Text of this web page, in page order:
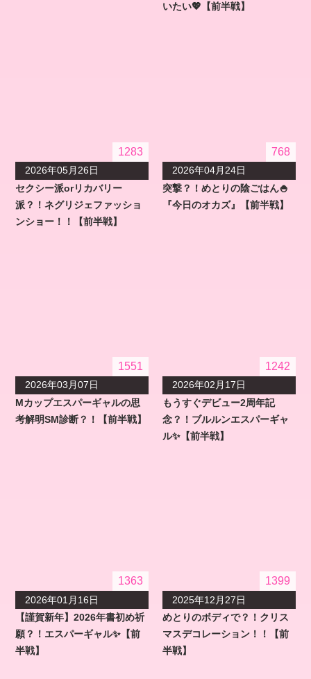
いたい💖【前半戦】
2026年05月26日
セクシー派orリカバリー
派？！ネグリジェファッショ
ンショー！！【前半戦】
1283
2026年04月24日
突撃？！めとりの陰ごはん🍚
『今日のオカズ』【前半戦】
768
2026年03月07日
Mカップエスパーギャルの思
考解明SM診断？！【前半戦】
1551
2026年02月17日
もうすぐデビュー2周年記
念？！ブルルンエスパーギャ
ル✨【前半戦】
1242
2026年01月16日
【謹賀新年】2026年書初め祈
願？！エスパーギャル✨【前
半戦】
1363
2025年12月27日
めとりのボディで？！クリス
マスデコレーション！！【前
半戦】
1399